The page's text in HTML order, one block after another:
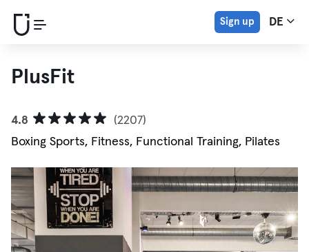
Sign up DE
PlusFit
4.8
(2207)
Boxing Sports, Fitness, Functional Training, Pilates